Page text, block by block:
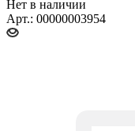
Нет в наличии
Арт.: 00000003954